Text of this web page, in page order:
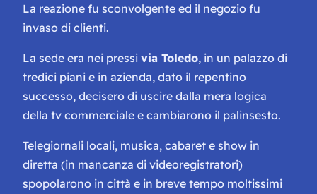
La reazione fu sconvolgente ed il negozio fu
invaso di clienti.
La sede era nei pressi via Toledo, in un palazzo di
tredici piani e in azienda, dato il repentino
successo, decisero di uscire dalla mera logica
della tv commerciale e cambiarono il palinsesto.
Telegiornali locali, musica, cabaret e show in
diretta (in mancanza di videoregistratori)
spopolarono in città e in breve tempo moltissimi